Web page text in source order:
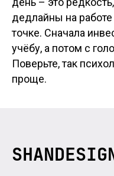
дедлайны на
точке. Сначала
учёбу, а потом с
Поверьте, так
проще.